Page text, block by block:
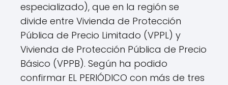
especializado), que en la región se
divide entre Vivienda de Protección
Pública de Precio Limitado (VPPL) y
Vivienda de Protección Pública de Precio
Básico (VPPB). Según ha podido
confirmar EL PERIÓDICO con más de tres